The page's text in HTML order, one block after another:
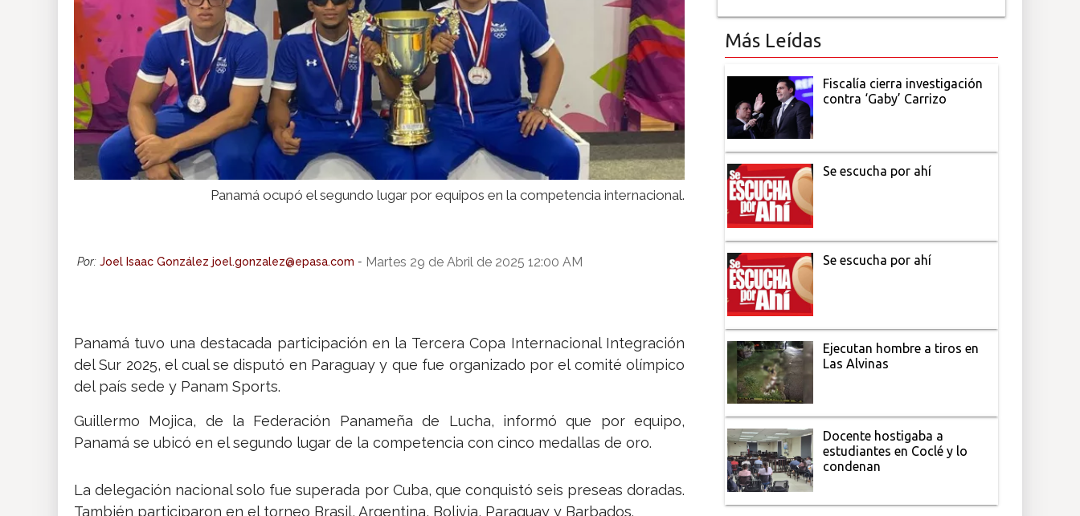
Panamá ocupó el segundo lugar por equipos en la competencia internacional.
Por: Joel Isaac González joel.gonzalez@epasa.com - Martes 29 de Abril de 2025 12:00 AM
Panamá tuvo una destacada participación en la Tercera Copa Internacional Integración
del Sur 2025, el cual se disputó en Paraguay y que fue organizado por el comité olímpico
del país sede y Panam Sports.
Guillermo Mojica, de la Federación Panameña de Lucha, informó que por equipo,
Panamá se ubicó en el segundo lugar de la competencia con cinco medallas de oro.
La delegación nacional solo fue superada por Cuba, que conquistó seis preseas doradas.
También participaron en el torneo Brasil, Argentina, Bolivia, Paraguay y Barbados.
Más Leídas
Fiscalía cierra investigación
contra ‘Gaby’ Carrizo
Se escucha por ahí
Se escucha por ahí
Ejecutan hombre a tiros en
Las Alvinas
Docente hostigaba a
estudiantes en Coclé y lo
condenan